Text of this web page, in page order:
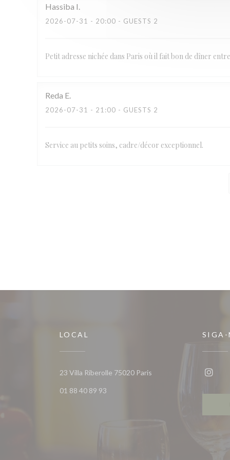
Hassiba I
2026-07-31 - 20:00 - GUESTS 2
Petit adresse nichée dans Paris où il fait bon de dîner
Reda E
2026-07-31 - 21:00 - GUESTS 2
Service au petits soins, cadre/décor exceptionnel.
LOCAL
23 Villa Riberolle 75020 Paris((abre numa nova janela))
01 88 40 89 93
SIGA-